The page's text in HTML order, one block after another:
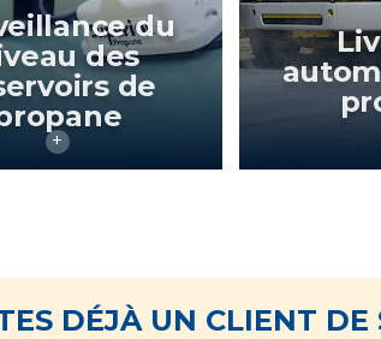
du
des
de
DÉJÀ UN CLIENT DE